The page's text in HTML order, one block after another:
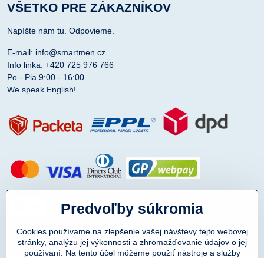
VŠETKO PRE ZÁKAZNÍKOV
Napíšte nám tu. Odpovieme.
E-mail: info@smartmen.cz
Info linka: +420 725 976 766
Po - Pia 9:00 - 16:00
We speak English!
Predvoľby súkromia
Cookies používame na zlepšenie vašej návštevy tejto webovej
stránky, analýzu jej výkonnosti a zhromažďovanie údajov o jej
používaní. Na tento účel môžeme použiť nástroje a služby